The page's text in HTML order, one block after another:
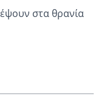
στα θρανία